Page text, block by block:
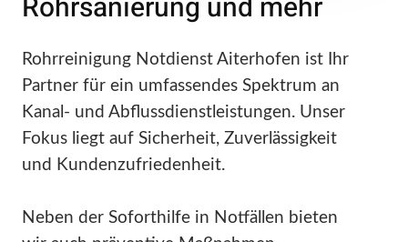
Rohrsanierung und mehr
Rohrreinigung Notdienst Aiterhofen ist Ihr
Partner für ein umfassendes Spektrum an
Kanal- und Abflussdienstleistungen. Unser
Fokus liegt auf Sicherheit, Zuverlässigkeit
und Kundenzufriedenheit.
Neben der Soforthilfe in Notfällen bieten